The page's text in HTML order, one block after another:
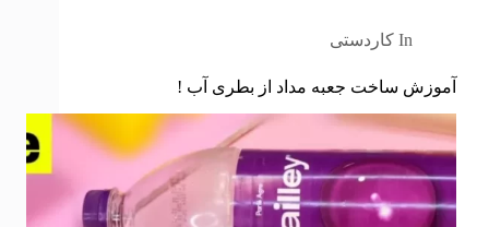
In کاردستی
آموزش ساخت جعبه مداد از بطری آب !